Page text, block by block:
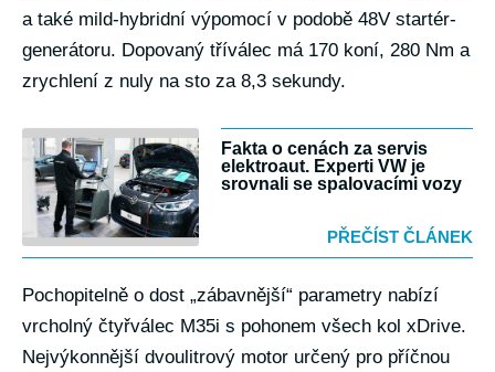
a také mild-hybridní výpomocí v podobě 48V startér-
generátoru. Dopovaný tříválec má 170 koní, 280 Nm a
zrychlení z nuly na sto za 8,3 sekundy.
Fakta o cenách za servis
elektroaut. Experti VW je
srovnali se spalovacími vozy
PŘEČÍST ČLÁNEK
Pochopitelně o dost „zábavnější“ parametry nabízí
vrcholný čtyřválec M35i s pohonem všech kol xDrive.
Nejvýkonnější dvoulitrový motor určený pro příčnou